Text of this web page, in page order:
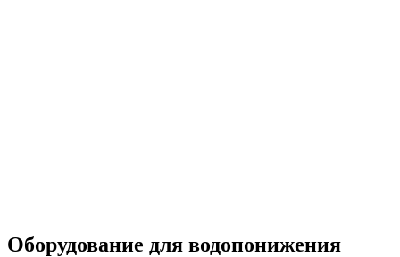
Оборудование для водопонижения